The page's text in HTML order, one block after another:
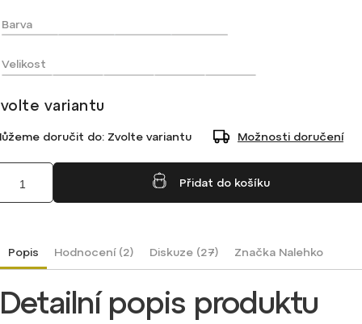
Barva
Velikost
variantu
doručit do: Zvolte variantu Možnosti doručení
Přidat do košíku
Popis Hodnocení (2) Diskuze (27) ZnačkaNalehko
Detailní popis produktu